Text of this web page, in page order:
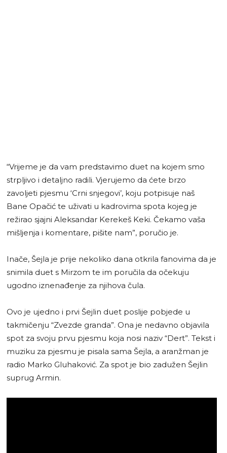
“Vrijeme je da vam predstavimo duet na kojem smo
strpljivo i detaljno radili. Vjerujemo da ćete brzo
zavoljeti pjesmu ‘Crni snjegovi’, koju potpisuje naš
Bane Opačić te uživati u kadrovima spota kojeg je
režirao sjajni Aleksandar Kerekeš Keki. Čekamo vaša
mišljenja i komentare, pišite nam”, poručio je.
Inače, Šejla je prije nekoliko dana otkrila fanovima da je
snimila duet s Mirzom te im poručila da očekuju
ugodno iznenađenje za njihova čula.
Ovo je ujedno i prvi Šejlin duet poslije pobjede u
takmičenju “Zvezde granda”. Ona je nedavno objavila
spot za svoju prvu pjesmu koja nosi naziv “Dert”. Tekst i
muziku za pjesmu je pisala sama Šejla, a aranžman je
radio Marko Gluhaković. Za spot je bio zadužen Šejlin
suprug Armin.